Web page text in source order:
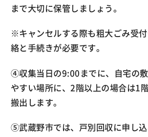
まで大切に保管しましょう。
※キャンセルする際も粗大ごみ受
絡と手続きが必要です。
④収集当日の9:00までに、自宅の
やすい場所に、2階以上の場合は1
搬出します。
⑤武蔵野市では、戸別回収に申し